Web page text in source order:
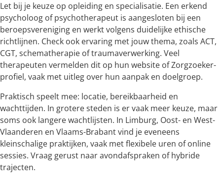
Let bij je keuze op opleiding en specialisatie. Een erkend
psycholoog of psychotherapeut is aangesloten bij een
beroepsvereniging en werkt volgens duidelijke ethische
richtlijnen. Check ook ervaring met jouw thema, zoals ACT,
CGT, schematherapie of traumaverwerking. Veel
therapeuten vermelden dit op hun website of Zorgzoeker-
profiel, vaak met uitleg over hun aanpak en doelgroep.
Praktisch speelt mee: locatie, bereikbaarheid en
wachttijden. In grotere steden is er vaak meer keuze, maar
soms ook langere wachtlijsten. In Limburg, Oost- en West-
Vlaanderen en Vlaams-Brabant vind je eveneens
kleinschalige praktijken, vaak met flexibele uren of online
sessies. Vraag gerust naar avondafspraken of hybride
trajecten.